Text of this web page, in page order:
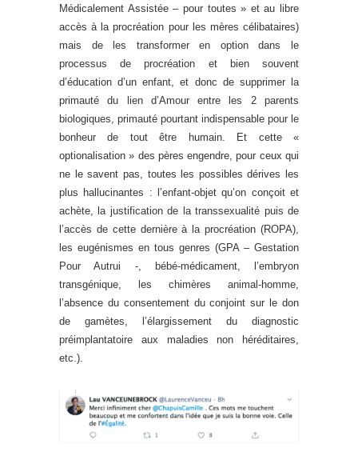
Médicalement Assistée – pour toutes » et au libre
accès à la procréation pour les mères célibataires)
mais de les transformer en option dans le
processus de procréation et bien souvent
d’éducation d’un enfant, et donc de supprimer la
primauté du lien d’Amour entre les 2 parents
biologiques, primauté pourtant indispensable pour le
bonheur de tout être humain. Et cette «
optionalisation » des pères engendre, pour ceux qui
ne le savent pas, toutes les possibles dérives les
plus hallucinantes : l’enfant-objet qu’on conçoit et
achète, la justification de la transsexualité puis de
l’accès de cette dernière à la procréation (ROPA),
les eugénismes en tous genres (GPA – Gestation
Pour Autrui -, bébé-médicament, l’embryon
transgénique, les chimères animal-homme,
l’absence du consentement du conjoint sur le don
de gamètes, l’élargissement du diagnostic
préimplantatoire aux maladies non héréditaires,
etc.).